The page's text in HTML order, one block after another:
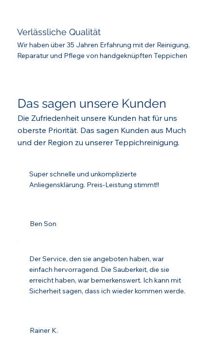
Verlässliche Qualität
Wir haben über 35 Jahren Erfahrung mit der Reinigung,
Reparatur und Pflege von handgeknüpften Teppichen
Das sagen unsere Kunden
Die Zufriedenheit unsere Kunden hat für uns
oberste Priorität. Das sagen Kunden aus Much
und der Region zu unserer Teppichreinigung.
Super schnelle und unkomplizierte
Anliegensklärung. Preis-Leistung stimmt!!
Ben Son
Der Service, den sie angeboten haben, war
einfach hervorragend. Die Sauberkeit, die sie
erreicht haben, war bemerkenswert. Ich kann mit
Sicherheit sagen, dass ich wieder kommen werde.
Rainer K.